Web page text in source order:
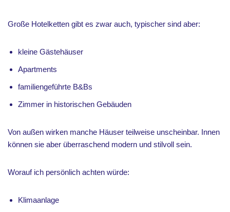
Große Hotelketten gibt es zwar auch, typischer sind aber:
kleine Gästehäuser
Apartments
familiengeführte B&Bs
Zimmer in historischen Gebäuden
Von außen wirken manche Häuser teilweise unscheinbar. Innen
können sie aber überraschend modern und stilvoll sein.
Worauf ich persönlich achten würde:
Klimaanlage